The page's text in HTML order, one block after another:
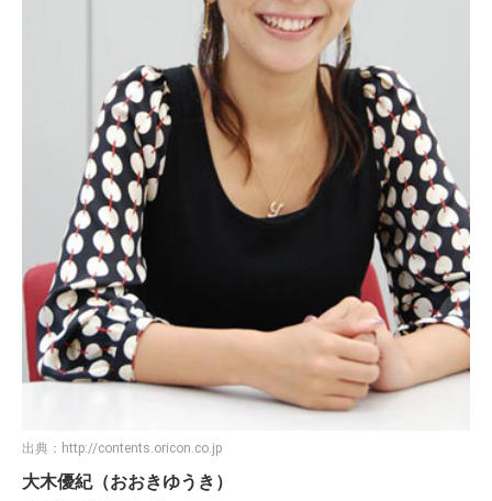
出典： http://contents.oricon.co.jp
大木優紀（おおきゆうき）